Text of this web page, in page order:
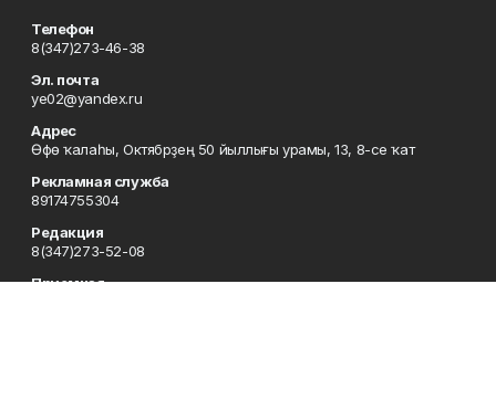
Телефон
8(347)273-46-38
Эл. почта
ye02@yandex.ru
Адрес
Өфө ҡалаһы, Октябрҙең 50 йыллығы урамы, 13, 8-се ҡат
Рекламная служба
89174755304
Редакция
8(347)273-52-08
Приемная